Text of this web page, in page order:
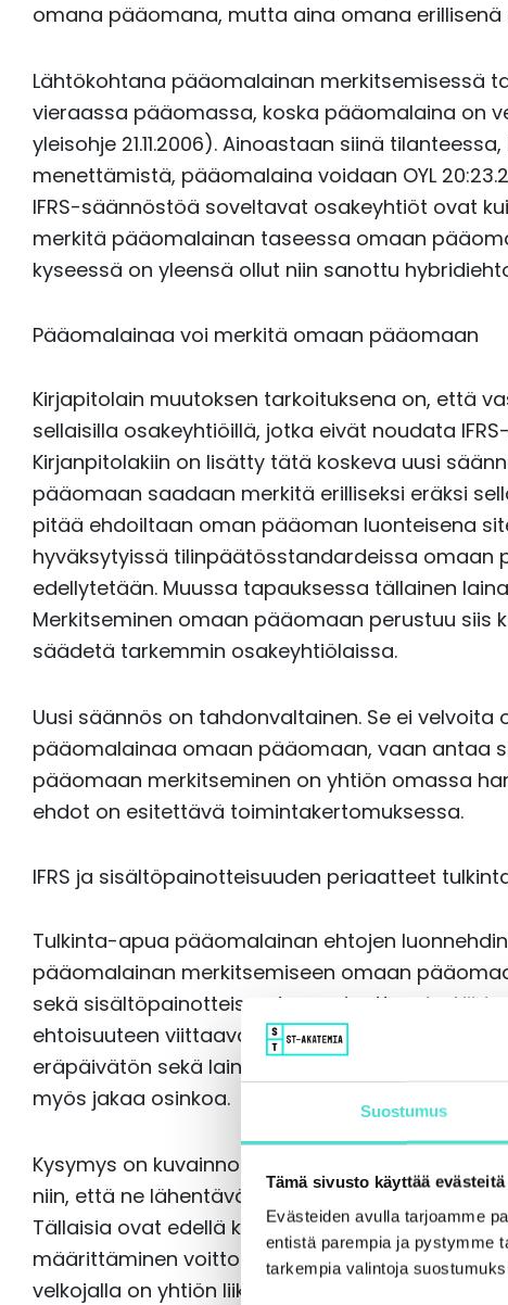
Suostumus
Tämä sivusto käyttää evästeitä
Evästeiden avulla tarjoamme
entistä parempia ja pystymme
tarkempia valintoja
omana pääomana, mutta aina omana erillisenä
Lähtökohtana pääomalainan merkitsemisessä
vieraassa pääomassa, koska pääomalaina on
yleisohje 21.11.2006). Ainoastaan siinä
menettämistä, pääomalaina voidaan OYL
IFRS-säännöstöä soveltavat osakeyhtiöt ovat
merkitä pääomalainan taseessa omaan
kyseessä on yleensä ollut niin sanottu
Pääomalainaa voi merkitä omaan pääomaan
Kirjapitolain muutoksen tarkoituksena on, että
sellaisilla osakeyhtiöillä, jotka eivät noudata
Kirjanpitolakiin on lisätty tätä koskeva uusi
pääomaan saadaan merkitä erilliseksi eräksi
pitää ehdoiltaan oman pääoman luonteisena
hyväksytyissä tilinpäätösstandardeissa
edellytetään. Muussa tapauksessa tällainen
Merkitseminen omaan pääomaan perustuu siis
säädetä tarkemmin osakeyhtiölaissa.
Uusi säännös on tahdonvaltainen. Se ei
pääomalainaa omaan pääomaan, vaan antaa
pääomaan merkitseminen on yhtiön omassa
ehdot on esitettävä toimintakertomuksessa.
IFRS ja sisältöpainotteisuuden periaatteet
Tulkinta-apua pääomalainan ehtojen
pääomalainan merkitsemiseen omaan
sekä sisältöpainotteisuuden periaatteesta.
ehtoisuuteen viittaavat erityisesti, että lainan
eräpäivätön sekä lainan tuoton (koron) maksu
myös jakaa osinkoa.
Kysymys on kuvainnollisesti velan virittämisestä
niin, että ne lähentävät velan taloudellista
Tällaisia ovat edellä kuvattujen ehtojen ohella
määrittäminen voitto-osuusehtoisena sekä
velkojalla on yhtiön liiketoimintapäätöksiin,